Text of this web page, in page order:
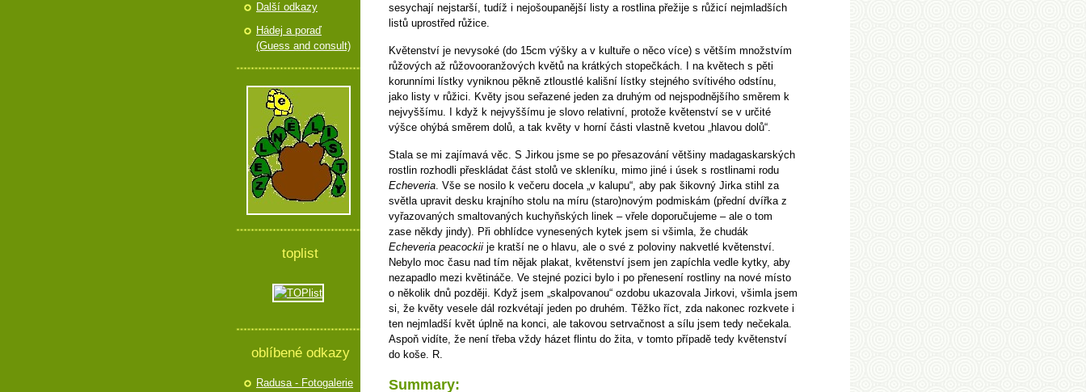
sesychají nejstarší, tudíž i nejošoupanější listy a rostlina přežije s růžicí nejmladších
listů uprostřed růžice.
Květenství je nevysoké (do 15cm výšky a v kultuře o něco více) s větším množstvím
růžových až růžovooranžových květů na krátkých stopečkách. I na květech s pěti
korunními lístky vyniknou pěkně ztloustlé kališní lístky stejného svítivého odstínu,
jako listy v růžici. Květy jsou seřazené jeden za druhým od nejspodnějšího směrem k
nejvyššímu. I když k nejvyššímu je slovo relativní, protože květenství se v určité
výšce ohýbá směrem dolů, a tak květy v horní části vlastně kvetou „hlavou dolů“.
Stala se mi zajímavá věc. S Jirkou jsme se po přesazování většiny madagaskarských
rostlin rozhodli přeskládat část stolů ve skleníku, mimo jiné i úsek s rostlinami rodu
Echeveria. Vše se nosilo k večeru docela „v kalupu“, aby pak šikovný Jirka stihl za
světla upravit desku krajního stolu na míru (staro)novým podmiskám (přední dvířka z
vyřazovaných smaltovaných kuchyňských linek – vřele doporučujeme – ale o tom
zase někdy jindy). Při obhlídce vynesených kytek jsem si všimla, že chudák
Echeveria peacockii je kratší ne o hlavu, ale o své z poloviny nakvetlé květenství.
Nebylo moc času nad tím nějak plakat, květenství jsem jen zapíchla vedle kytky, aby
nezapadlo mezi květináče. Ve stejné pozici bylo i po přenesení rostliny na nové místo
o několik dnů později. Když jsem „skalpovanou“ ozdobu ukazovala Jirkovi, všimla jsem
si, že květy vesele dál rozkvétají jeden po druhém. Těžko říct, zda nakonec rozkvete i
ten nejmladší květ úplně na konci, ale takovou setrvačnost a sílu jsem tedy nečekala.
Aspoň vidíte, že není třeba vždy házet flintu do žita, v tomto případě tedy květenství
do koše. R.
Summary:
Další odkazy
Hádej a poraď
(Guess and consult)
toplist
oblíbené odkazy
Radusa - Fotogalerie